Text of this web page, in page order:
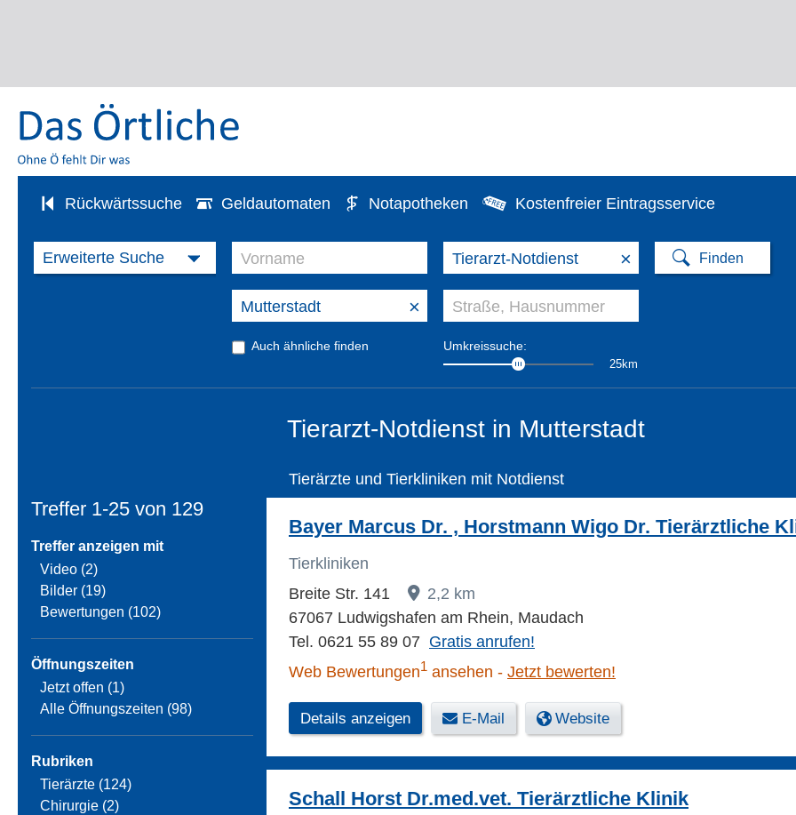
Rückwärtssuche Geldautomaten Notapotheken Kostenfreier Eintragsservice
×
×
Auch ähnliche finden Umkreissuche:
25km
Tierarzt-Notdienst in Mutterstadt
Treffer 1-25 von 129
Treffer anzeigen mit
Video (2)
Bilder (19)
Bewertungen (102)
Öffnungszeiten
Jetzt offen (1)
Alle Öffnungszeiten (98)
Rubriken
Tierärzte (124)
Chirurgie (2)
Tierärzte und Tierkliniken mit Notdienst
Bayer Marcus Dr. , Horstmann Wigo Dr. Tierärztliche
Tierkliniken
Breite Str. 141
2,2 km
67067 Ludwigshafen am Rhein, Maudach
Tel. 0621 55 89 07 Gratis anrufen!
Web Bewertungen1 ansehen Jetzt bewerten!
Details anzeigen E-Mail Website
Schall Horst Dr.med.vet. Tierärztliche Klinik